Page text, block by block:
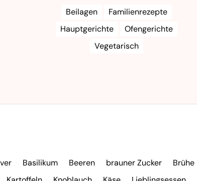
Beilagen
Familienrezepte
Hauptgerichte
Ofengerichte
Vegetarisch
Basilikum Beeren brauner Zucker Brühe